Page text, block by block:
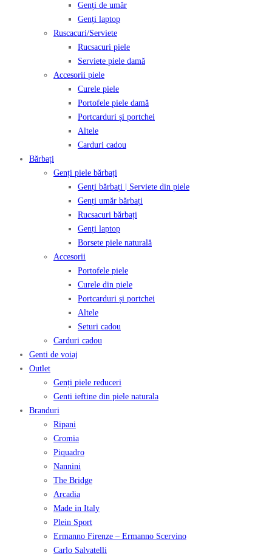
Genți de umăr
Genți laptop
Ruscacuri/Serviete
Rucsacuri piele
Serviete piele damă
Accesorii piele
Curele piele
Portofele piele damă
Portcarduri și portchei
Altele
Carduri cadou
Bărbați
Genți piele bărbați
Genți bărbați | Serviete din piele
Genți umăr bărbați
Rucsacuri bărbați
Genți laptop
Borsete piele naturală
Accesorii
Portofele piele
Curele din piele
Portcarduri și portchei
Altele
Seturi cadou
Carduri cadou
Genti de voiaj
Outlet
Genți piele reduceri
Genti ieftine din piele naturala
Branduri
Ripani
Cromia
Piquadro
Nannini
The Bridge
Arcadia
Made in Italy
Plein Sport
Ermanno Firenze – Ermanno Scervino
Carlo Salvatelli